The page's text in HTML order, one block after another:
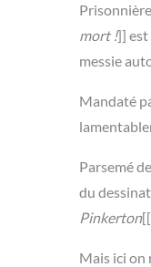
mort !]] est
messie
Mandaté
Parsemé
du
Pinkerton
Mais ici on